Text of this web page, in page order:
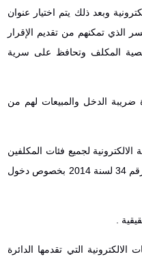
وبعد ذلك يتم اختيار عنوان
الذي تمكنهم من تقديم الإقرار
‏المكلف وتحافظ ‏على سرية
ضريبة الدخل والمبيعات لهم من
على برنامج الحكومة الالكترونية لجميع فئات المكلفين
من ‏مستخدمين ‏وافراد وشركات ومناطق تنموية وتم تحديثها ‏لتتوافق مع التعديلات القانونية التي طرأت على ‏قانون ضريبة الدخل رقم 34 لسنة ‏‏2014 بخصوص دخول
.‏
التي تقدمها الدائرة